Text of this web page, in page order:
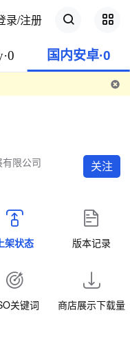
录/注册
国内安卓·0
限公司 关注
架状态 版本记录
关键词 商店展示下载量